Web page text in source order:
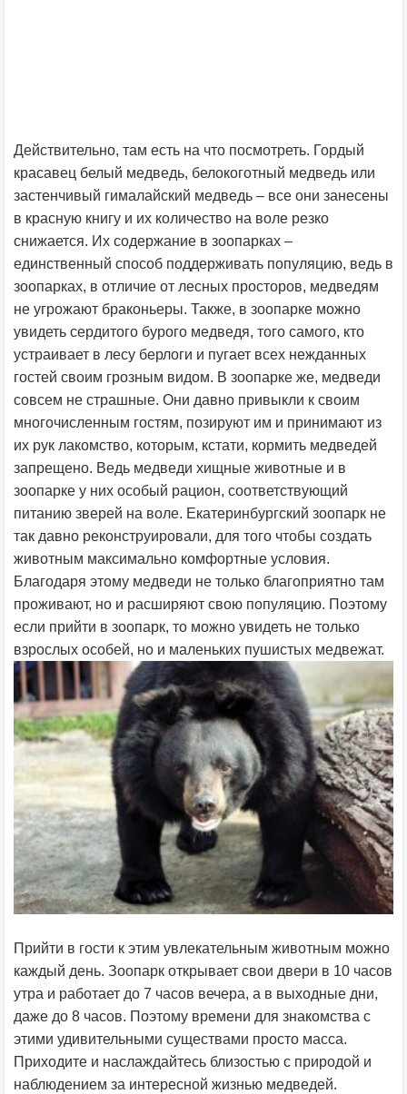
Действительно, там есть на что посмотреть. Гордый
красавец белый медведь, белокоготный медведь или
застенчивый гималайский медведь – все они занесены
в красную книгу и их количество на воле резко
снижается. Их содержание в зоопарках –
единственный способ поддерживать популяцию, ведь в
зоопарках, в отличие от лесных просторов, медведям
не угрожают браконьеры. Также, в зоопарке можно
увидеть сердитого бурого медведя, того самого, кто
устраивает в лесу берлоги и пугает всех нежданных
гостей своим грозным видом. В зоопарке же, медведи
совсем не страшные. Они давно привыкли к своим
многочисленным гостям, позируют им и принимают из
их рук лакомство, которым, кстати, кормить медведей
запрещено. Ведь медведи хищные животные и в
зоопарке у них особый рацион, соответствующий
питанию зверей на воле. Екатеринбургский зоопарк не
так давно реконструировали, для того чтобы создать
животным максимально комфортные условия.
Благодаря этому медведи не только благоприятно там
проживают, но и расширяют свою популяцию. Поэтому
если прийти в зоопарк, то можно увидеть не только
взрослых особей, но и маленьких пушистых медвежат.
Прийти в гости к этим увлекательным животным можно
каждый день. Зоопарк открывает свои двери в 10 часов
утра и работает до 7 часов вечера, а в выходные дни,
даже до 8 часов. Поэтому времени для знакомства с
этими удивительными существами просто масса.
Приходите и наслаждайтесь близостью с природой и
наблюдением за интересной жизнью медведей.